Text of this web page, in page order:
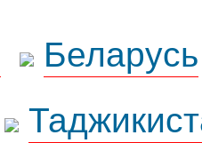
Беларусь